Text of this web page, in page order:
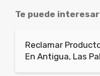
Te puede
Reclamar
En Antigua, Las